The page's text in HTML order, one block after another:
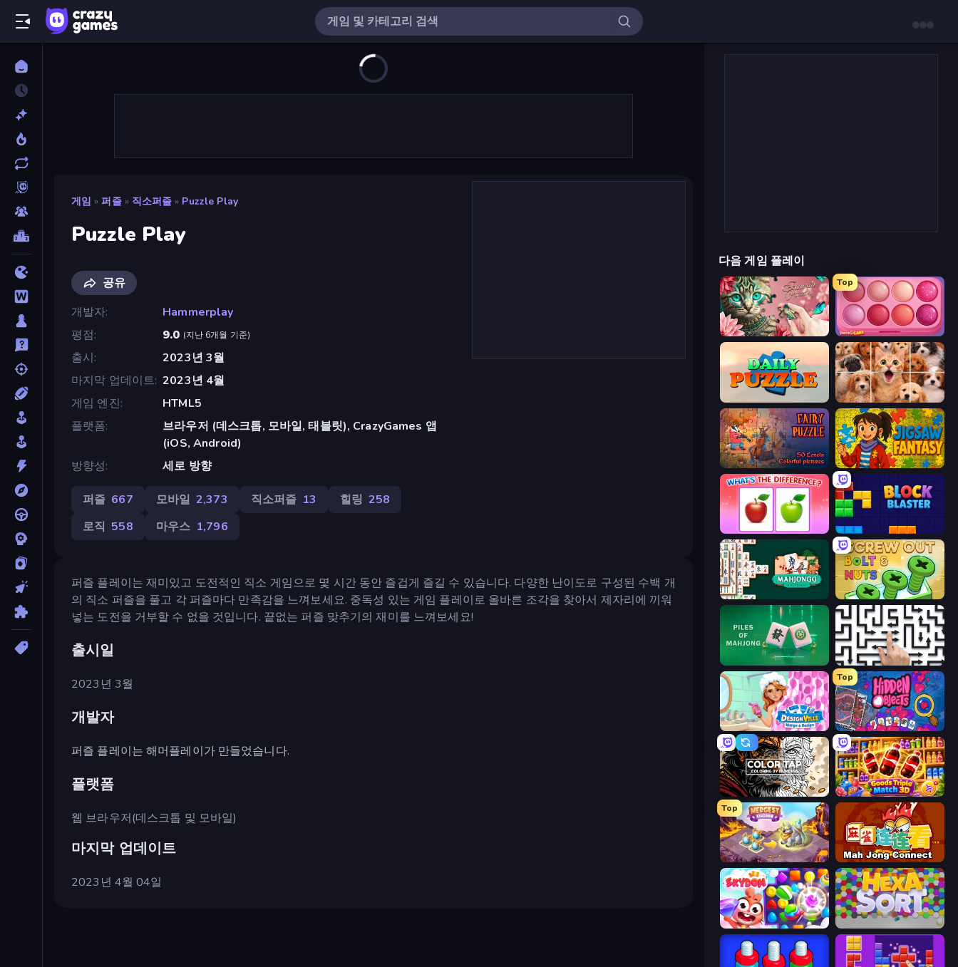
게임 » 퍼즐 » 직소퍼즐 » Puzzle Play
Puzzle Play
공유
개발자
Hammerplay
평점
9.0 (지난 6개월 기준)
출시
2023년 3월
마지막 업데이트 2023년 4월
게임 엔진
HTML5
플랫폼
브라우저 (데스크톱, 모바일, 태블릿), CrazyGames 앱
(iOS, Android)
방향성
세로 방향
퍼즐 667 모바일 2,373 직소퍼즐 13 힐링 258
로직 558 마우스 1,796
퍼즐 플레이는 재미있고 도전적인 직소 게임으로 몇 시간 동안 즐겁게 즐길 수 있습니다. 다양한 난이도로 구성된 수백 개
의 직소 퍼즐을 풀고 각 퍼즐마다 만족감을 느껴보세요. 중독성 있는 게임 플레이로 올바른 조각을 찾아서 제자리에 끼워
넣는 도전을 거부할 수 없을 것입니다. 끝없는 퍼즐 맞추기의 재미를 느껴보세요!
출시일
2023년 3월
개발자
퍼즐 플레이는 해머플레이가 만들었습니다.
플랫폼
웹 브라우저(데스크톱 및 모바일)
마지막 업데이트
2023년 4월 04일
다음 게임 플레이
Favorite Puzzles
Top
Piece of Cake: Merge and Bake
Daily Puzzle Jigpic Solitaire
Fairy Puzzle Jigsaw Fantasy
What's The Difference? Block Blaster
Mahjongg Solitaire Screw Out: Bolts and Nuts
Piles of Mahjong Arrow Escape: Puzzle
Designville: Merge & Design
Top
Hidden Objects
Color Tap: Coloring by Numbers Goods Triple Match 3D
Top
Mergest Kingdom Mahjong Connect (Legacy)
Skydom